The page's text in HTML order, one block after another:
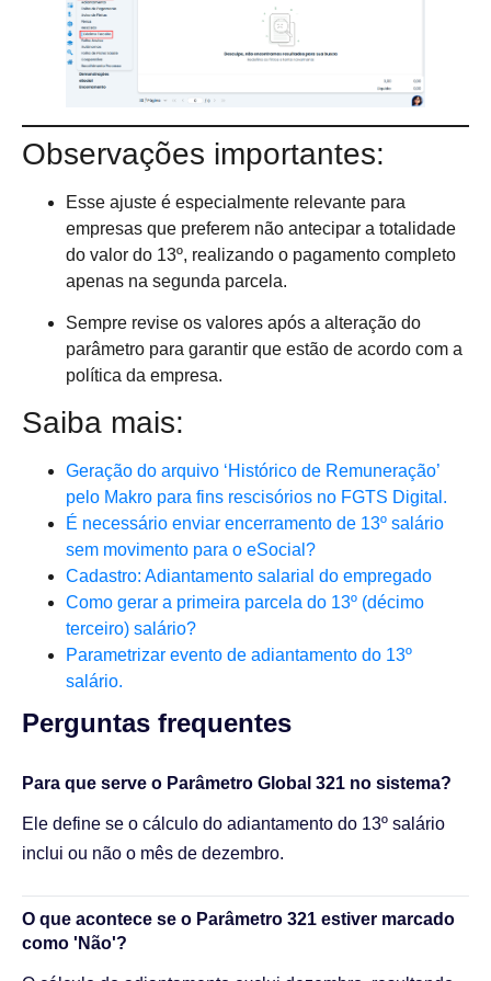
Observações importantes:
Esse ajuste é especialmente relevante para
empresas que preferem não antecipar a totalidade
do valor do 13º, realizando o pagamento completo
apenas na segunda parcela.
Sempre revise os valores após a alteração do
parâmetro para garantir que estão de acordo com a
política da empresa.
Saiba mais:
Geração do arquivo ‘Histórico de Remuneração’
pelo Makro para fins rescisórios no FGTS Digital.
É necessário enviar encerramento de 13º salário
sem movimento para o eSocial?
Cadastro: Adiantamento salarial do empregado
Como gerar a primeira parcela do 13º (décimo
terceiro) salário?
Parametrizar evento de adiantamento do 13º
salário.
Perguntas frequentes​
Para que serve o Parâmetro Global 321 no sistema?
Ele define se o cálculo do adiantamento do 13º salário
inclui ou não o mês de dezembro.
O que acontece se o Parâmetro 321 estiver marcado
como 'Não'?